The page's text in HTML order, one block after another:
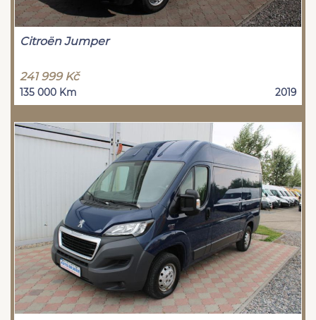
Citroën Jumper
241 999 Kč
135 000 Km 2019